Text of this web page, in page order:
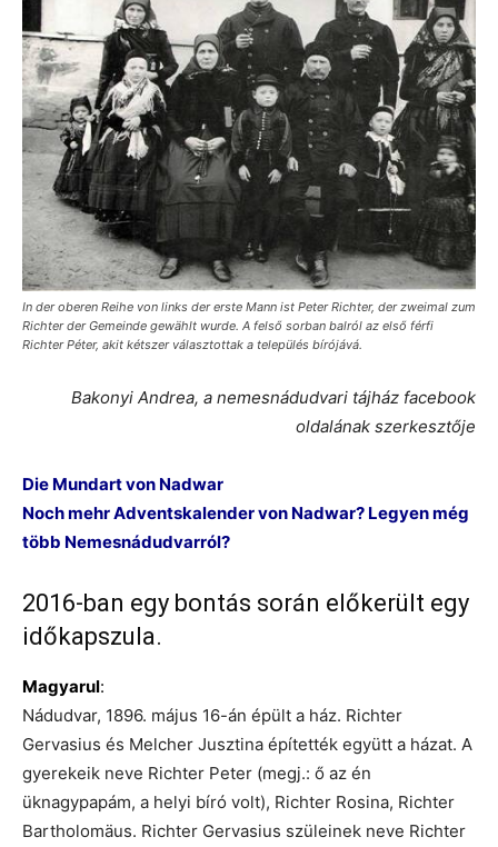
In der oberen Reihe von links der erste Mann ist Peter Richter, der zweimal zum
Richter der Gemeinde gewählt wurde. A felső sorban balról az első férfi
Richter Péter, akit kétszer választottak a település bírójává.
Bakonyi Andrea, a nemesnádudvari tájház facebook
oldalának szerkesztője
Die Mundart von Nadwar
Noch mehr Adventskalender von Nadwar? Legyen még
több Nemesnádudvarról?
2016-ban egy bontás során előkerült egy
időkapszula.
Magyarul:
Nádudvar, 1896. május 16-án épült a ház. Richter
Gervasius és Melcher Jusztina építették együtt a házat. A
gyerekeik neve Richter Peter (megj.: ő az én
üknagypapám, a helyi bíró volt), Richter Rosina, Richter
Bartholomäus. Richter Gervasius szüleinek neve Richter